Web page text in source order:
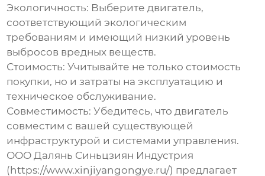
Экологичность: Выберите двигатель,
соответствующий экологическим
требованиям и имеющий низкий уровень
выбросов вредных веществ.
Стоимость: Учитывайте не только стоимость
покупки, но и затраты на эксплуатацию и
техническое обслуживание.
Совместимость: Убедитесь, что двигатель
совместим с вашей существующей
инфраструктурой и системами управления.
ООО Далянь Синьцзиян Индустрия
(https://www.xinjiyangongye.ru/) предлагает